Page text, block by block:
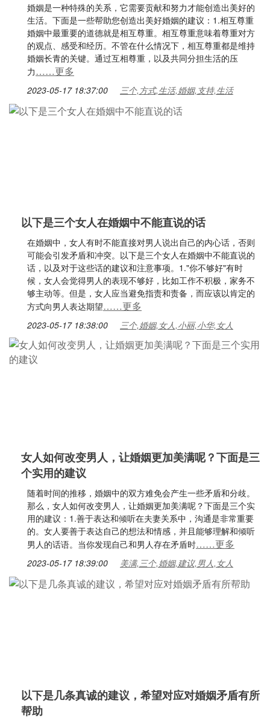
婚姻是一种特殊的关系，它需要贡献和努力才能创造出美好的
生活。下面是一些帮助您创造出美好婚姻的建议：1.相互尊重
婚姻中最重要的道德就是相互尊重。相互尊重意味着尊重对方
的观点、感受和经历。不管在什么情况下，相互尊重都是维持
婚姻长青的关键。通过互相尊重，以及共同分担生活的压
力……更多
2023-05-17 18:37:00 三个,方式,生活,婚姻,支持,生活
以下是三个女人在婚姻中不能直说的话
在婚姻中，女人有时不能直接对男人说出自己的内心话，否则
可能会引发矛盾和冲突。以下是三个女人在婚姻中不能直说的
话，以及对于这些话的建议和注意事项。1."你不够好"有时
候，女人会觉得男人的表现不够好，比如工作不积极，家务不
够主动等。但是，女人应当避免指责和责备，而应该以肯定的
方式向男人表达期望……更多
2023-05-17 18:38:00 三个,婚姻,女人,小丽,小华,女人
女人如何改变男人，让婚姻更加美满呢？下面是三
个实用的建议
随着时间的推移，婚姻中的双方难免会产生一些矛盾和分歧。
那么，女人如何改变男人，让婚姻更加美满呢？下面是三个实
用的建议：1.善于表达和倾听在夫妻关系中，沟通是非常重要
的。女人要善于表达自己的想法和情感，并且能够理解和倾听
男人的话语。当你发现自己和男人存在矛盾时……更多
2023-05-17 18:39:00 美满,三个,婚姻,建议,男人,女人
以下是几条真诚的建议，希望对应对婚姻矛盾有所
帮助